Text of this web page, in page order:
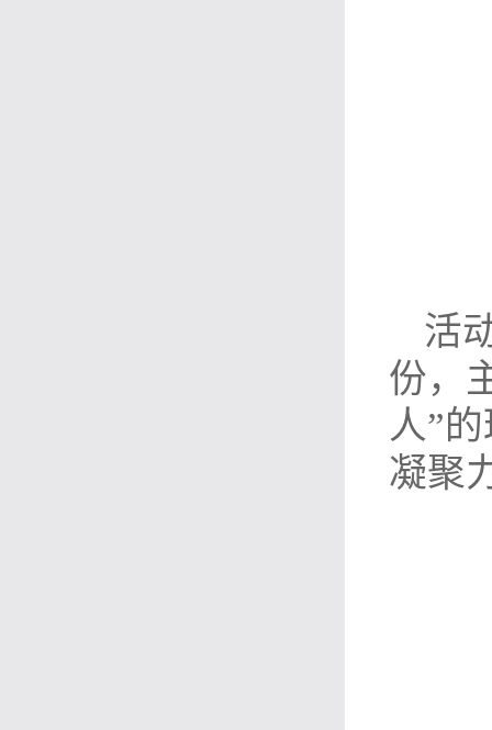
活
份，
人”
凝聚